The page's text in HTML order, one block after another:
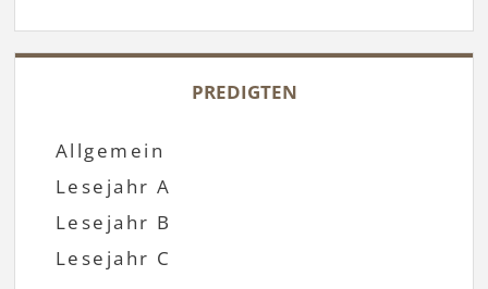
PREDIGTEN
Allgemein
Lesejahr A
Lesejahr B
Lesejahr C